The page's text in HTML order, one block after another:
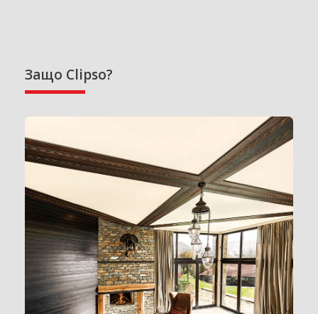
Защо Clipso?